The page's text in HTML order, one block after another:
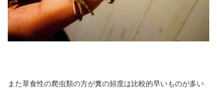
また草食性の爬虫類の方が糞の頻度は比較的早いものが多い